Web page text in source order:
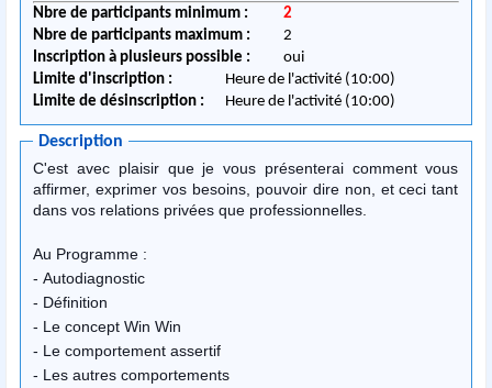
Nbre de participants minimum :
2
Nbre de participants maximum :
2
Inscription à plusieurs possible :
oui
Limite d'inscription :
Heure de l'activité (10:00)
Limite de désinscription :
Heure de l'activité (10:00)
Description
C'est avec plaisir que je vous présenterai comment vous
affirmer, exprimer vos besoins, pouvoir dire non, et ceci tant
dans vos relations privées que professionnelles.
Au Programme :
- Autodiagnostic
- Définition
- Le concept Win Win
- Le comportement assertif
- Les autres comportements